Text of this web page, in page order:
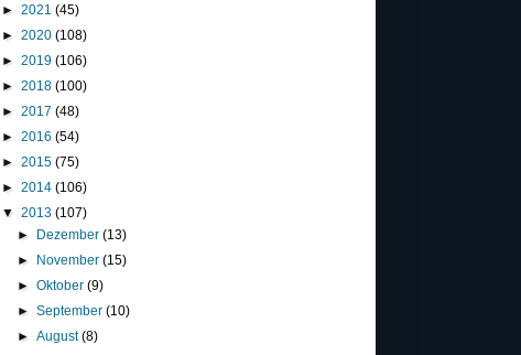
► 2021 (45)
► 2020 (108)
► 2019 (106)
► 2018 (100)
► 2017 (48)
► 2016 (54)
► 2015 (75)
► 2014 (106)
▼ 2013 (107)
► Dezember(13)
► November(15)
►Oktober(9)
►September(10)
►August(8)